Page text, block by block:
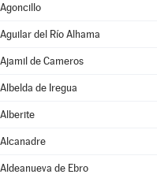
Agoncillo
Aguilar del Río Alhama
Ajamil de Cameros
Albelda de Iregua
Alberite
Alcanadre
Aldeanueva de Ebro